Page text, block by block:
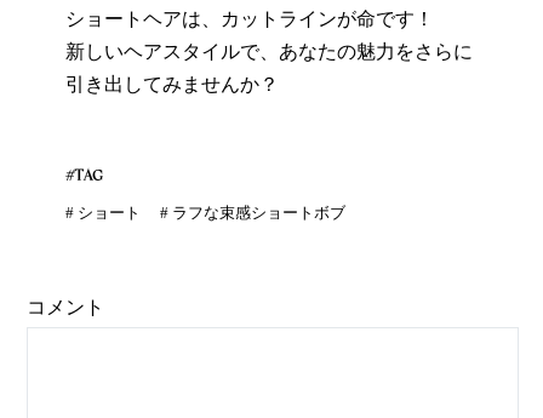
ショートヘアは、カットラインが命です！
新しいヘアスタイルで、あなたの魅力をさらに
引き出してみませんか？
#TAG
# ショート # ラフな束感ショートボブ
コメント